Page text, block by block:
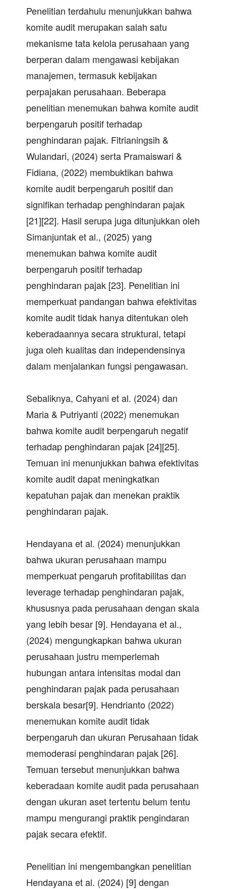
Penelitian terdahulu menunjukkan bahwa
komite audit merupakan salah satu
mekanisme tata kelola perusahaan yang
berperan dalam mengawasi kebijakan
manajemen, termasuk kebijakan
perpajakan perusahaan. Beberapa
penelitian menemukan bahwa komite audit
berpengaruh positif terhadap
penghindaran pajak. Fitrianingsih &
Wulandari, (2024) serta Pramaiswari &
Fidiana, (2022) membuktikan bahwa
komite audit berpengaruh positif dan
signifikan terhadap penghindaran pajak
[21][22]. Hasil serupa juga ditunjukkan oleh
Simanjuntak et al., (2025) yang
menemukan bahwa komite audit
berpengaruh positif terhadap
penghindaran pajak [23]. Penelitian ini
memperkuat pandangan bahwa efektivitas
komite audit tidak hanya ditentukan oleh
keberadaannya secara struktural, tetapi
juga oleh kualitas dan independensinya
dalam menjalankan fungsi pengawasan.
Sebaliknya, Cahyani et al. (2024) dan
Maria & Putriyanti (2022) menemukan
bahwa komite audit berpengaruh negatif
terhadap penghindaran pajak [24][25].
Temuan ini menunjukkan bahwa efektivitas
komite audit dapat meningkatkan
kepatuhan pajak dan menekan praktik
penghindaran pajak.
Hendayana et al. (2024) menunjukkan
bahwa ukuran perusahaan mampu
memperkuat pengaruh profitabilitas dan
leverage terhadap penghindaran pajak,
khususnya pada perusahaan dengan skala
yang lebih besar [9]. Hendayana et al.,
(2024) mengungkapkan bahwa ukuran
perusahaan justru memperlemah
hubungan antara intensitas modal dan
penghindaran pajak pada perusahaan
berskala besar[9]. Hendrianto (2022)
menemukan komite audit tidak
berpengaruh dan ukuran Perusahaan tidak
memoderasi penghindaran pajak [26].
Temuan tersebut menunjukkan bahwa
keberadaan komite audit pada perusahaan
dengan ukuran aset tertentu belum tentu
mampu mengurangi praktik pengindaran
pajak secara efektif.
Penelitian ini mengembangkan penelitian
Hendayana et al. (2024) [9] dengan